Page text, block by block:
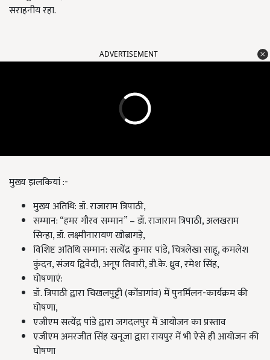
सराहनीय रहा.
ADVERTISEMENT
मुख्य झलकियां :-
मुख्य अतिथि: डॉ. राजाराम त्रिपाठी,
सम्मान: “हमर गौरव सम्मान” – डॉ. राजाराम त्रिपाठी, अलखराम
सिन्हा, डॉ. लक्ष्मीनारायण खोब्रागड़े,
विशिष्ट अतिथि सम्मान: सत्येंद्र कुमार पांडे, चित्रलेखा साहू, कमलेश
कुंदन, संजय द्विवेदी, अनूप तिवारी, डी.के. ध्रुव, रमेश सिंह,
घोषणाएं:
डॉ. त्रिपाठी द्वारा चिखलपुट्टी (कोंडागांव) में पुनर्मिलन-कार्यक्रम की
घोषणा,
एजीएम सत्येंद्र पांडे द्वारा जगदलपुर में आयोजन का प्रस्ताव
एजीएम अमरजीत सिंह खनूजा द्वारा रायपुर में भी ऐसे ही आयोजन की
घोषणा